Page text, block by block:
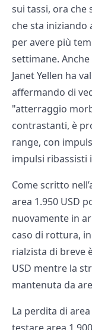
sui tassi, ora che
che sta iniziando
per avere più
settimane.
Janet Yellen ha
affermando di
"atterraggio
contrastanti, è
range, con
impulsi ribassisti
Come scritto
area 1.950 USD
nuovamente in
caso di rottura,
rialzista di breve
USD mentre la
mantenuta da
La perdita di